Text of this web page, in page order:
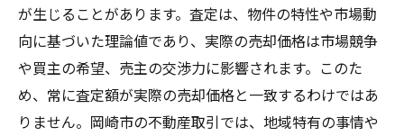
が生じることがあります。査定は、物件の特性や市場動
向に基づいた理論値であり、実際の売却価格は市場競争
や買主の希望、売主の交渉力に影響されます。このた
め、常に査定額が実際の売却価格と一致するわけではあ
りません。岡崎市の不動産取引では、地域特有の事情や